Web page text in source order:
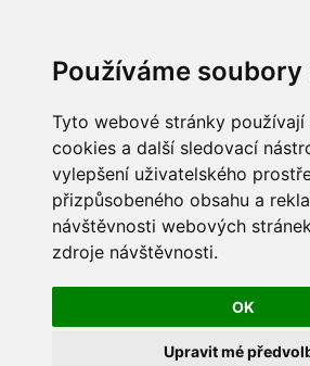
Používáme
Tyto webové stránky používají
cookies a další sledovací
vylepšení uživatelského
přizpůsobeného obsahu a
návštěvnosti webových
zdroje návštěvnosti.
OK
Upravit mé